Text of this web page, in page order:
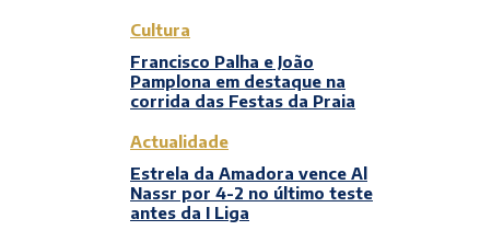
Cultura
Francisco Palha e João
Pamplona em destaque na
corrida das Festas da Praia
Actualidade
Estrela da Amadora vence Al
Nassr por 4-2 no último teste
antes da I Liga